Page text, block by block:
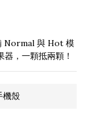
Normal 與 Hot 模
，一顆抵兩顆！
機殼